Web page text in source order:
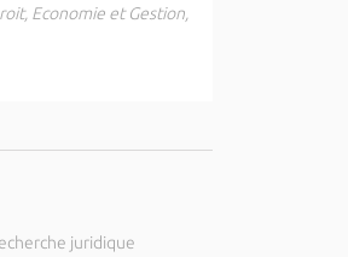
Economie et Gestion,
juridique